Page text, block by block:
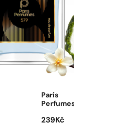
Paris
Perfumes
239 Kč